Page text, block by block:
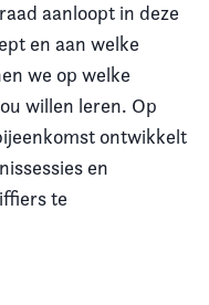
aanloopt in deze
en aan welke
we op welke
willen leren. Op
ontwikkelt
en
te